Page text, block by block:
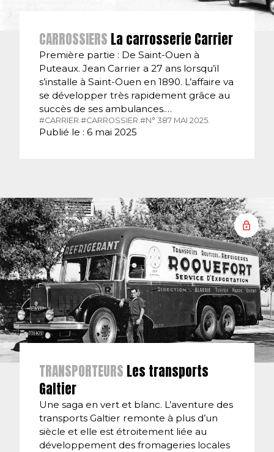
CARROSSIERS La carrosserie Carrier
Première partie : De Saint-Ouen à
Puteaux. Jean Carrier a 27 ans lorsqu’il
s’installe à Saint-Ouen en 1890. L’affaire va
se développer très rapidement grâce au
succès de ses ambulances.…
#CARRIER.#CARROSSIER.#N° 387 MAI 2025.
Publié le : 6 mai 2025
TRANSPORTEURS Les transports
Galtier
Une saga en vert et blanc. L’aventure des
transports Galtier remonte à plus d’un
siècle et elle est étroitement liée au
développement des fromageries locales